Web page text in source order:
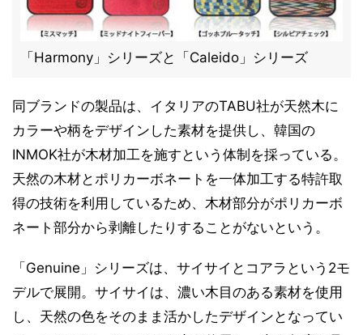
「Harmony」シリーズと「Caleido」シリーズ
同ブランドの製品は、イタリアのTABU社が天然木に
カラーや柄をデザインした素材を提供し、韓国の
INMOK社が木材加工を施すという体制を採っている。
天然の木材とポリカーボネートを一体加工する特許取
得の技術を利用しているため、木材部分がポリカーボ
ネート部分から剥離したりすることがないという。
「Genuine」シリーズは、サイサイとコアラという2モ
デルで展開。サイサイは、濃い木目のある素材を使用
し、天然の色をそのまま活かしたデザインとなってい